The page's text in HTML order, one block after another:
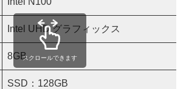
Intel UHD グラフィックス
8GB
SSD：128GB
スクロールできます